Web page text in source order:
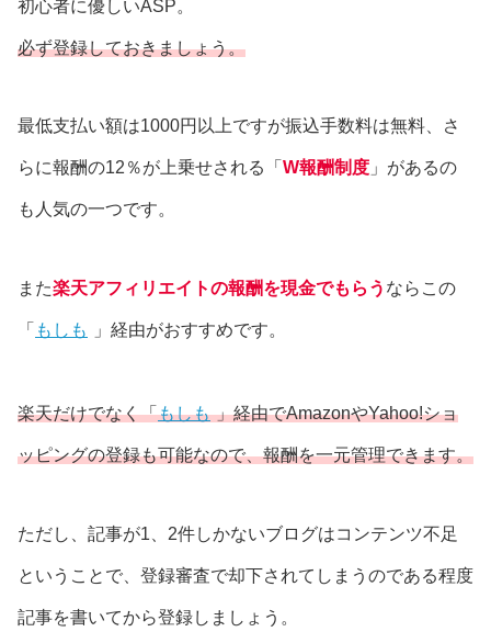
初心者に優しいASP。
必ず登録しておきましょう。
最低支払い額は1000円以上ですが振込手数料は無料、さ
らに報酬の12％が上乗せされる「 W報酬制度 」があるの
も人気の一つです。
また楽天アフィリエイトの報酬を現金でもらう ならこの
「 もしも 」経由がおすすめです。
楽天だけでなく「もしも」経由でAmazonやYahoo!ショ
ッピングの登録も可能なので、報酬を一元管理できます。
ただし、記事が1、2件しかないブログはコンテンツ不足
ということで、登録審査で却下されてしまうのである程度
記事を書いてから登録しましょう。